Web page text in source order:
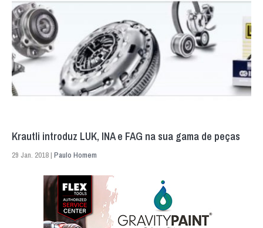
Krautli introduz LUK, INA e FAG na sua gama de peças
29 Jan. 2018 | Paulo Homem